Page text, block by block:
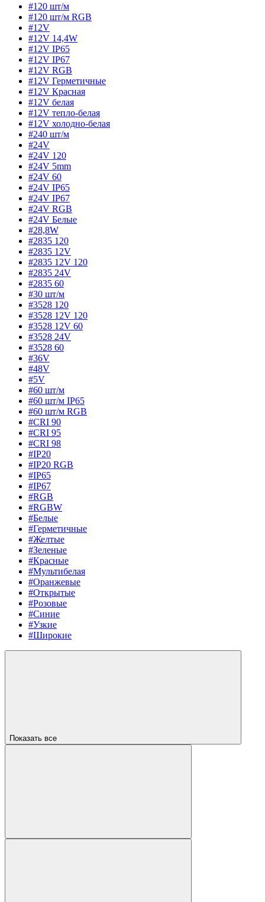
#120 шт/м
#120 шт/м RGB
#12V
#12V 14,4W
#12V IP65
#12V IP67
#12V RGB
#12V Герметичные
#12V Красная
#12V белая
#12V тепло-белая
#12V холодно-белая
#240 шт/м
#24V
#24V 120
#24V 5mm
#24V 60
#24V IP65
#24V IP67
#24V RGB
#24V Белые
#28,8W
#2835 120
#2835 12V
#2835 12V 120
#2835 24V
#2835 60
#30 шт/м
#3528 120
#3528 12V 120
#3528 12V 60
#3528 24V
#3528 60
#36V
#48V
#5V
#60 шт/м
#60 шт/м IP65
#60 шт/м RGB
#CRI 90
#CRI 95
#CRI 98
#IP20
#IP20 RGB
#IP65
#IP67
#RGB
#RGBW
#Белые
#Герметичные
#Желтые
#Зеленые
#Красные
#Мультибелая
#Оранжевые
#Открытые
#Розовые
#Синие
#Узкие
#Широкие
Показать все